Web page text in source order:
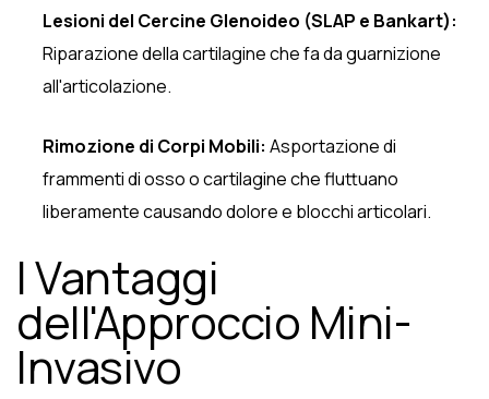
Lesioni del Cercine Glenoideo (SLAP e Bankart):
Riparazione della cartilagine che fa da guarnizione
all'articolazione.
Rimozione di Corpi Mobili: Asportazione di
frammenti di osso o cartilagine che fluttuano
liberamente causando dolore e blocchi articolari.
I Vantaggi
dell'Approccio Mini-
Invasivo